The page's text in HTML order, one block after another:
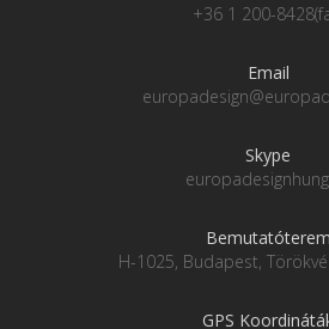
+36 1 200-
Email
Skype
Bemutatóterem
H-1025, Budapest,
GPS